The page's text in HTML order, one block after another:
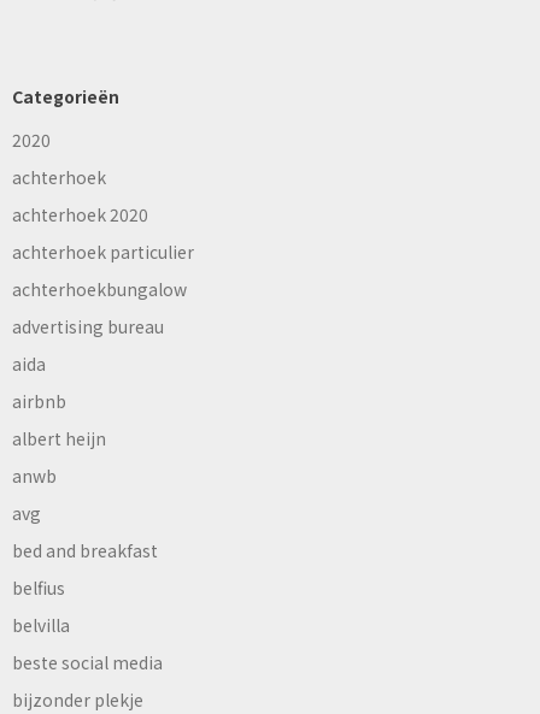
Categorieën
2020
achterhoek
achterhoek 2020
achterhoek particulier
achterhoekbungalow
advertising bureau
aida
airbnb
albert heijn
anwb
avg
bed and breakfast
belfius
belvilla
beste social media
bijzonder plekje